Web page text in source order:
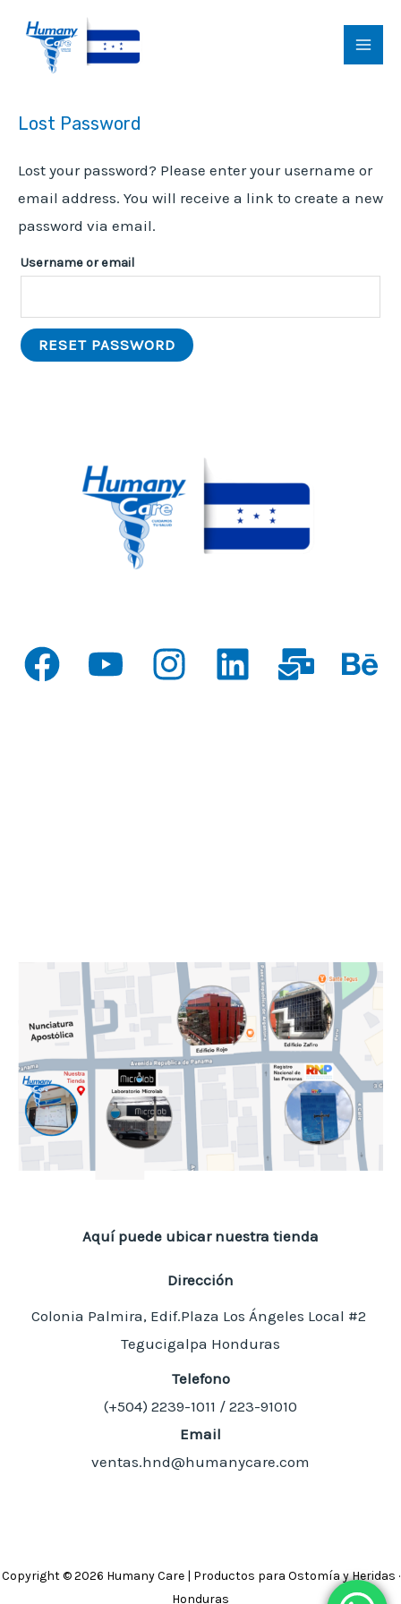
contenido
Lost Password
Lost your password? Please enter your username or
email address. You will receive a link to create a new
password via email.
Username or email
RESET PASSWORD
Aquí puede ubicar nuestra tienda
Dirección
Colonia Palmira, Edif.Plaza Los Ángeles Local #2
Tegucigalpa Honduras
Telefono
(+504) 2239-1011 / 223-91010
Email
ventas.hnd@humanycare.com
Copyright © 2026 Humany Care | Productos para Ostomía y Heridas ·
Honduras